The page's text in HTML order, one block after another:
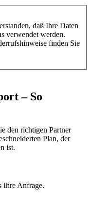
daß Ihre Daten
verwendet werden.
finden Sie
– So
den richtigen Partner
Plan, der
ist.
Ihre Anfrage.